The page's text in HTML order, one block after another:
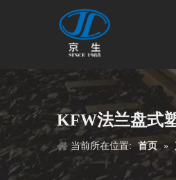
KFW法兰盘式
当前所在位置: 首页 »